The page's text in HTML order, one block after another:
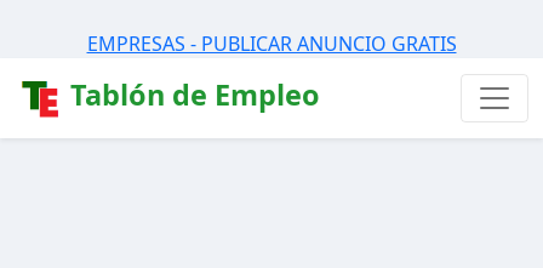
EMPRESAS - PUBLICAR ANUNCIO GRATIS
Tablón de Empleo